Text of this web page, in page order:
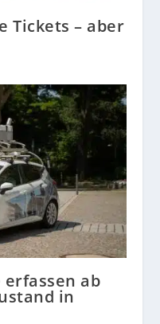
Tickets – aber
erfassen ab
in